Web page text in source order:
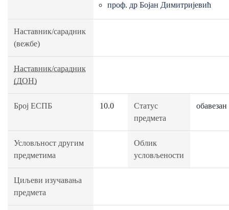
проф. др Бојан Димитријевић
Наставник/сарадник
(вежбе)
Наставник/сарадник
(ДОН)
Број ЕСПБ 10.0
Статус
предмета
обавезан
Условљност другим
предметима
Облик
условљености
Циљеви изучавања
предмета